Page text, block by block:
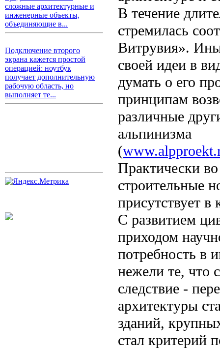
сложные архитектурные и
инженерные объекты,
объединяющие в...
Подключение второго
экрана кажется простой
операцией: ноутбук
получает дополнительную
рабочую область, но
выполняет те...
В течение
стремилась
Витрувия».
своей идеи в
думать о его
принципам
различные
альпинизма
(
Практически
строительные
присутствует в
С развитием
приходом
потребность в
нежели те, что
следствие -
архитектуры
зданий,
стал критерий